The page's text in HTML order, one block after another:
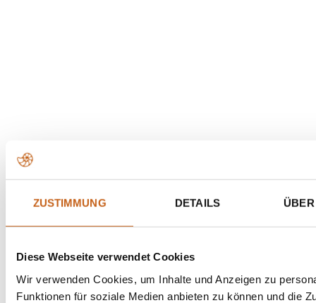
ZUSTIMMUNG DETAILS
Diese Webseite verwendet Cookies
Wir verwenden Cookies, um Inhalte und Anzeigen zu
Funktionen für soziale Medien anbieten zu können und die
VO-02
VO-03